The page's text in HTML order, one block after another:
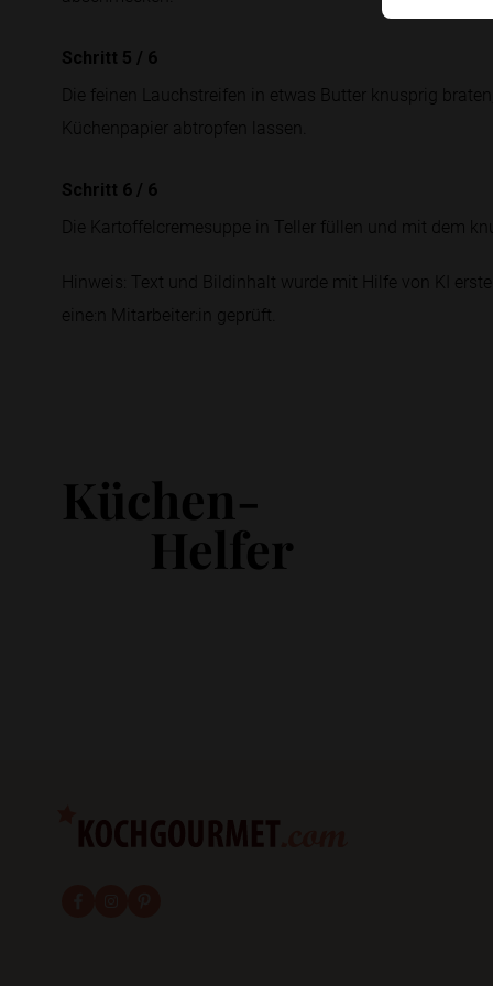
Schritt 5 / 6
Die feinen Lauchstreifen in etwas Butter knusprig
Küchenpapier abtropfen lassen.
Schritt 6 / 6
Die Kartoffelcremesuppe in Teller füllen und mit dem
Hinweis: Text und Bildinhalt wurde mit Hilfe von KI
eine:n Mitarbeiter:in geprüft.
Küchen-
Helfer